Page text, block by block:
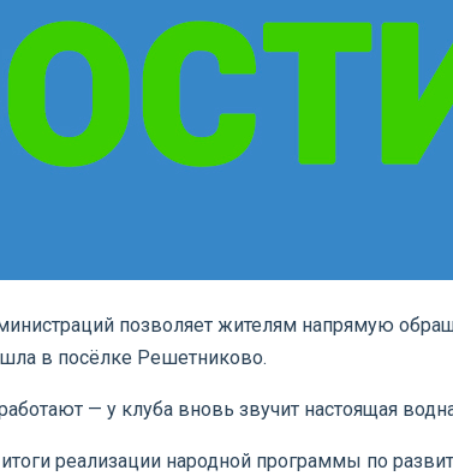
позволяет жителям напрямую
в посёлке Решетниково.
— у клуба вновь звучит настоящая
реализации народной программы по